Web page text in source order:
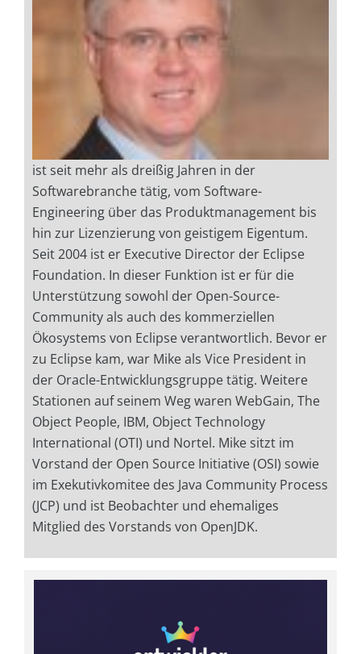
ist seit mehr als dreißig Jahren in der
Softwarebranche tätig, vom Software-
Engineering über das Produktmanagement bis
hin zur Lizenzierung von geistigem Eigentum.
Seit 2004 ist er Executive Director der Eclipse
Foundation. In dieser Funktion ist er für die
Unterstützung sowohl der Open-Source-
Community als auch des kommerziellen
Ökosystems von Eclipse verantwortlich. Bevor er
zu Eclipse kam, war Mike als Vice President in
der Oracle-Entwicklungsgruppe tätig. Weitere
Stationen auf seinem Weg waren WebGain, The
Object People, IBM, Object Technology
International (OTI) und Nortel. Mike sitzt im
Vorstand der Open Source Initiative (OSI) sowie
im Exekutivkomitee des Java Community Process
(JCP) und ist Beobachter und ehemaliges
Mitglied des Vorstands von OpenJDK.